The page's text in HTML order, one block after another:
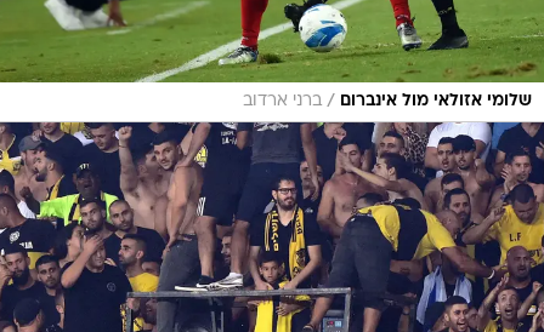
שלומי אזולאי מול אינברום / ברני ארדוב